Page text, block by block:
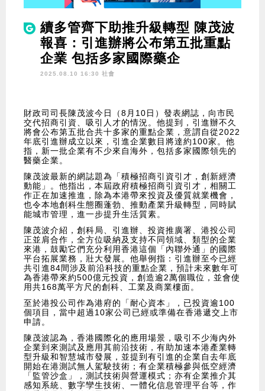
續多管齊下助推升級轉型 陳茂波
報喜：引進辦將公布第五批重點
企業 包括多家國際藥企
2025.08.10 16:30 社會
財政司司長陳茂波今日（8月10日）發表網誌，向市民
交代招商引資、吸引人才的情況。他提到，引進辦不久
將會公布第五批合共十多家的重點企業，意謂自從2022
年底引進辦成立以來，引進企業數目將達約100家。他
指，新一批企業有不少來自海外，包括多家國際領先的
醫藥企業。
陳茂波最新的網誌題為「積極招商引資引才，創新經濟
動能」。他指出，本屆政府積極招商引資引才，相關工
作正在加速推進，除為本港帶來投資及優質就業機會，
也令本地創科生態圈蓬勃、推動產業升級轉型，同時賦
能城市管理，進一步提升生活質素。
陳茂波介紹，創科局、引進辦、投資推廣署、港投公司
正並肩合作，全方位吸納及支持不同領域、類型的企業
來港，鼓勵它們充分利用香港這個「內聯外通」的國際
平台拓展業務，壯大發展。他舉例指：引進辦至今已經
共引進84間涉及前沿科技的重點企業，預計未來數年可
為香港帶來約500億元投資，創造逾2萬個職位，並會使
用共168萬平方尺的創科、工業及商業樓面。
至於港投公司作為港府的「耐心資本」，已投資逾100
個項目，當中超過10家公司已經或準備在香港遞交上市
申請。
陳茂波認為，香港國際化的應用場景，吸引不少海內外
企業到來測試及應用其前沿技術，有助加速本港產業轉
型升級和智慧城市發展，並提到有引進的企業自去年底
開始在港測試無人駕駛技術；有企業積極參與低空經濟
「監管沙盒」，測試技術與營運模式；亦有企業推介其
感知系統、數字孿生技術、一體化信息管理平台等，作